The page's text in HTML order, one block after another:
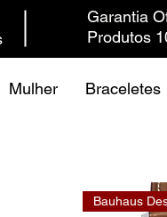
Produtos
Garantia
Mulher Braceletes
Bauhaus